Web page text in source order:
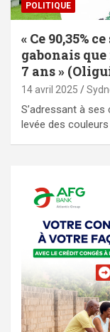
POLITIQUE
« Ce 90,35%
gabonais
7 ans »
14 avril 2025
S’adressant à
levée des